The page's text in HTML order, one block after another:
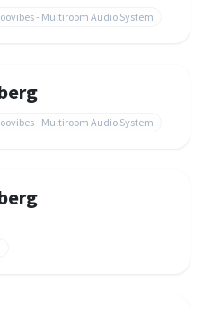
- Multiroom Audio System
- Multiroom Audio System